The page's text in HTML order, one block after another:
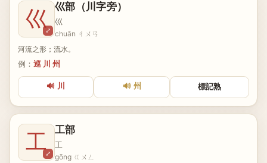
巛⤢
巛部（川字旁）
巛
chuān ㄔㄨㄢ
河流之形；流水。
例： 巡 川 州
🔊 川 🔊 州 標記熟
工⤢
工部
工
gōng ㄍㄨㄥ